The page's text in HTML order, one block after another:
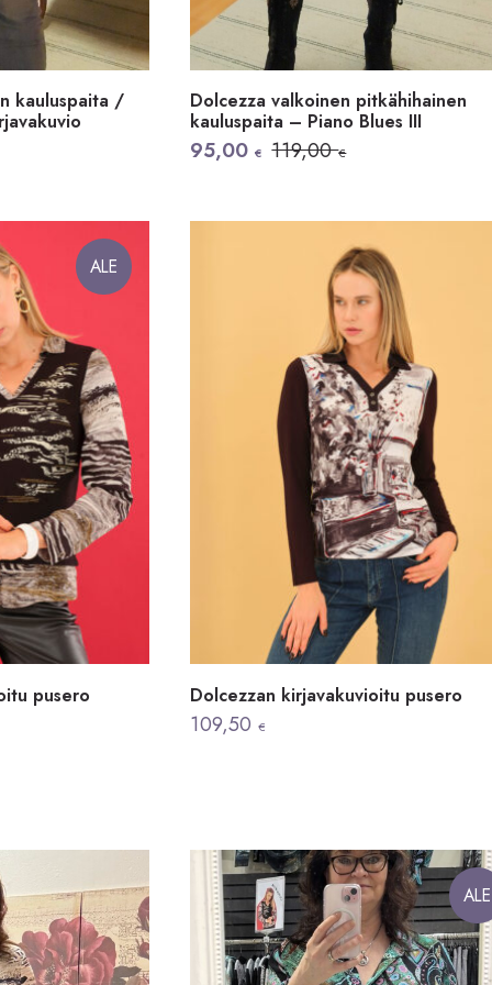
kauluspaita /
Dolcezza valkoinen pitkähihainen
kauluspaita – Piano Blues III
119,00€
Alkuperäinen
hinta
95,00€
Nykyinen
hinta
ALE
pusero Dolcezzan kirjavakuvioitu pusero
109,50€
ALE